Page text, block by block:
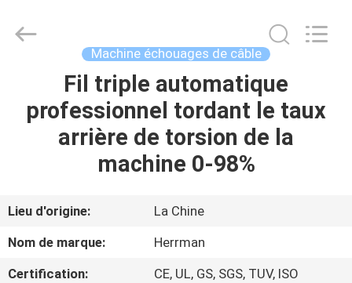
MAISON
PRODUITS
PROPOS
DE
NOUS
Rights
Reserved.
Machine échouages de câble
Fil triple automatique
professionnel tordant le taux
arrière de torsion de la
machine 0-98%
Lieu d'origine:
La Chine
Nom de marque:
Herrman
Certification:
CE, UL, GS, SGS, TUV, ISO